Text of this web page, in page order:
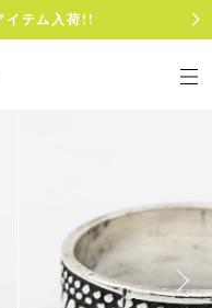
テム入荷!!